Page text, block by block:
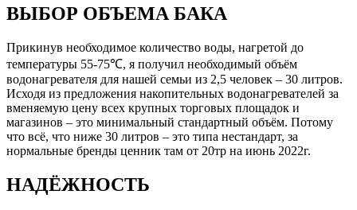
ВЫБОР ОБЪЕМА БАКА
Прикинув необходимое количество воды, нагретой до
температуры 55-75℃, я получил необходимый объём
водонагревателя для нашей семьи из 2,5 человек – 30 литров.
Исходя из предложения накопительных водонагревателей за
вменяемую цену всех крупных торговых площадок и
магазинов – это минимальный стандартный объём. Потому
что всё, что ниже 30 литров – это типа нестандарт, за
нормальные бренды ценник там от 20тр на июнь 2022г.
НАДЁЖНОСТЬ